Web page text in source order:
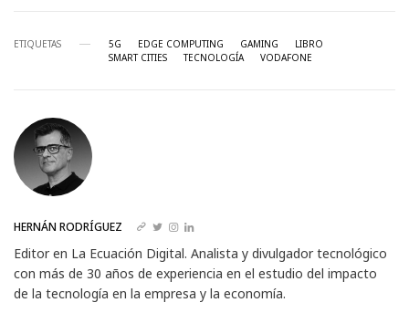
ETIQUETAS 5G EDGE COMPUTING GAMING
LIBRO
SMART CITIES
TECNOLOGÍA VODAFONE
HERNÁN RODRÍGUEZ
Editor en La Ecuación Digital. Analista y divulgador tecnológico
con más de 30 años de experiencia en el estudio del impacto
de la tecnología en la empresa y la economía.